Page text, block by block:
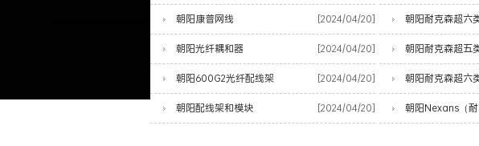
朝阳康普网线 [2024/04/20]
朝阳光纤耦和器 [2024/04/20]
朝阳600G2光纤配线架 [2024/04/20]
朝阳配线架和模块 [2024/04/20]
朝阳耐克森超六
朝阳耐克森超五